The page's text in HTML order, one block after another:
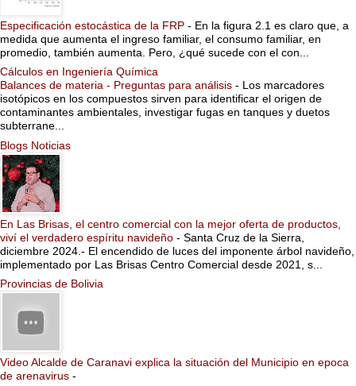
Especificación estocástica de la FRP - En la figura 2.1 es claro que, a
medida que aumenta el ingreso familiar, el consumo familiar, en
promedio, también aumenta. Pero, ¿qué sucede con el con...
Cálculos en Ingeniería Química
Balances de materia - Preguntas para análisis - Los marcadores
isotópicos en los compuestos sirven para identificar el origen de
contaminantes ambientales, investigar fugas en tanques y duetos
subterrane...
Blogs Noticias
En Las Brisas, el centro comercial con la mejor oferta de productos,
viví el verdadero espíritu navideño - Santa Cruz de la Sierra,
diciembre 2024.- El encendido de luces del imponente árbol navideño,
implementado por Las Brisas Centro Comercial desde 2021, s...
Provincias de Bolivia
Video Alcalde de Caranavi explica la situación del Municipio en epoca
de arenavirus -